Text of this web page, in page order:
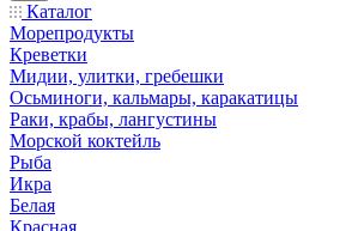
Каталог
Морепродукты
Креветки
Мидии, улитки, гребешки
Осьминоги, кальмары, каракатицы
Раки, крабы, лангустины
Морской коктейль
Рыба
Икра
Белая
Красная